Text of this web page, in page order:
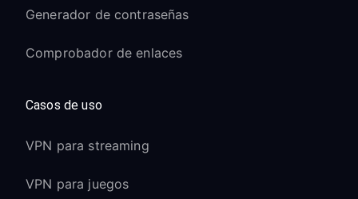
Generador de contraseñas
Comprobador de enlaces
Casos de uso
VPN para streaming
VPN para juegos